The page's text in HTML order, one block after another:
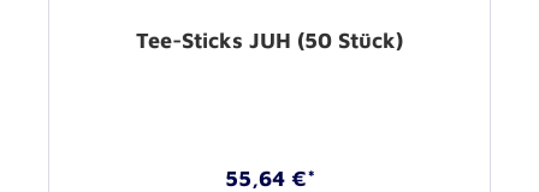
Tee-Sticks JUH (50 Stück)
55,64 €*